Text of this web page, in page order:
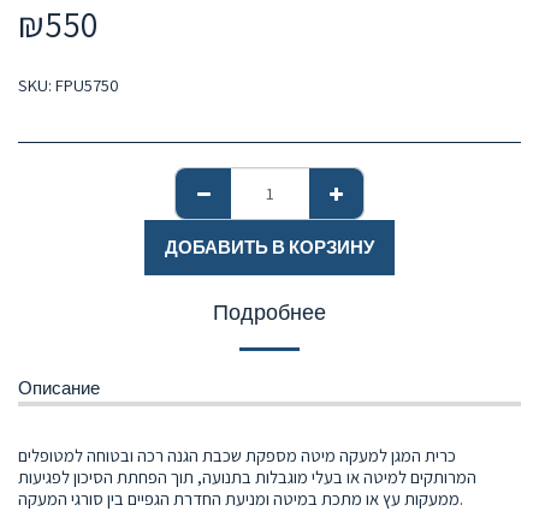
₪550
SKU: FPU5750
ДОБАВИТЬ В КОРЗИНУ
Подробнее
Описание
כרית המגן למעקה מיטה מספקת שכבת הגנה רכה ובטוחה למטופלים
המרותקים למיטה או בעלי מוגבלות בתנועה, תוך הפחתת הסיכון לפגיעות
ממעקות עץ או מתכת במיטה ומניעת החדרת הגפיים בין סורגי המעקה.